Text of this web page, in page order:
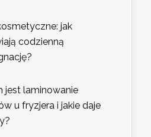
jak
codzienną
jest laminowanie
u fryzjera i jakie daje